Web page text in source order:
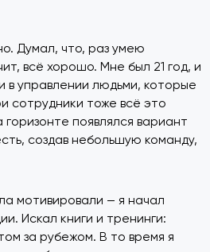
Думал, что, раз умею
всё хорошо. Мне был 21 год, и
в управлении людьми, которые
сотрудники тоже всё это
горизонте появлялся вариант
создав небольшую команду,
мотивировали — я начал
Искал книги и тренинги:
за рубежом. В то время я